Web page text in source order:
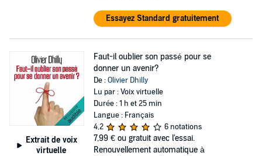
Essayez Standard gratuitement
Extrait de voix
virtuelle
Faut-il oublier son passé pour se
donner un avenir?
De :Olivier Dhilly
Lu par : Voix virtuelle
Durée : 1 h et 25 min
Langue : Français
4,2
6 notations
7,99 € ou gratuit avec l'essai.
Renouvellement automatique à